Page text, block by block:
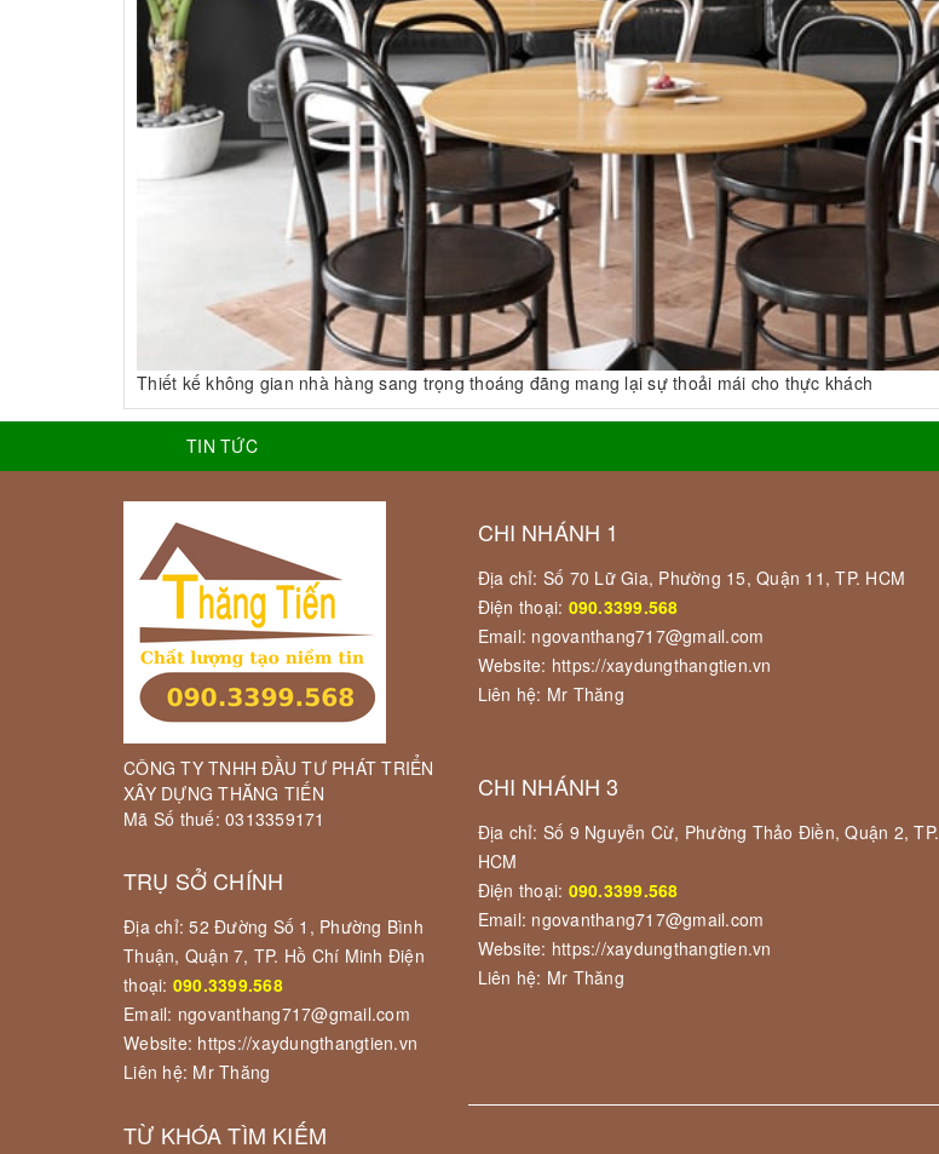
Thiết kế không gian nhà hàng sang trọng thoáng đãng mang lại sự thoải mái cho thực khách
TIN TỨC
CÔNG TY TNHH ĐẦU TƯ PHÁT TRIỂN
XÂY DỰNG THĂNG TIẾN
Mã Số thuế: 0313359171
TRỤ SỞ CHÍNH
Địa chỉ: 52 Đường Số 1, Phường Bình
Thuận, Quận 7, TP. Hồ Chí Minh Điện
thoại: 090.3399.568
Email: ngovanthang717@gmail.com
Website: https://xaydungthangtien.vn
Liên hệ: Mr Thăng
CHI NHÁNH 1
Địa chỉ: Số 70 Lữ Gia, Phường 15, Quận 11, TP. HCM
Điện thoại: 090.3399.568
Email: ngovanthang717@gmail.com
Website: https://xaydungthangtien.vn
Liên hệ: Mr Thăng
CHI NHÁNH 3
Địa chỉ: Số 9 Nguyễn Cừ, Phường Thảo Điền, Quận 2, TP.
HCM
Điện thoại: 090.3399.568
Email: ngovanthang717@gmail.com
Website: https://xaydungthangtien.vn
Liên hệ: Mr Thăng
TỪ KHÓA TÌM KIẾM